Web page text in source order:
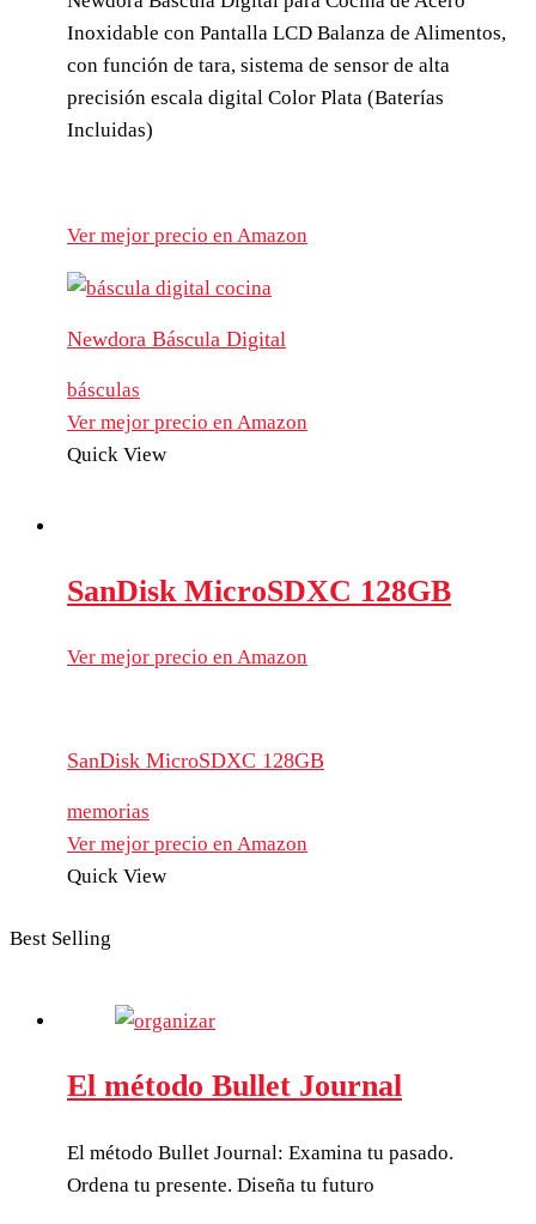
Inoxidable con Pantalla LCD Balanza de Alimentos,
con función de tara, sistema de sensor de alta
precisión escala digital Color Plata (Baterías
Incluidas)
Ver mejor precio en Amazon
Newdora Báscula Digital
básculas
Ver mejor precio en Amazon
Quick View
SanDisk MicroSDXC 128GB
Ver mejor precio en Amazon
SanDisk MicroSDXC 128GB
memorias
Ver mejor precio en Amazon
Quick View
Best Selling
El método Bullet Journal
El método Bullet Journal: Examina tu pasado.
Ordena tu presente. Diseña tu futuro